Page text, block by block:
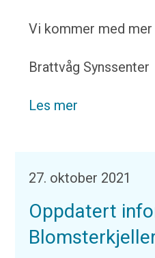
Vi kommer med
Brattvåg Synssenter
Les mer
27. oktober 2021
Oppdatert